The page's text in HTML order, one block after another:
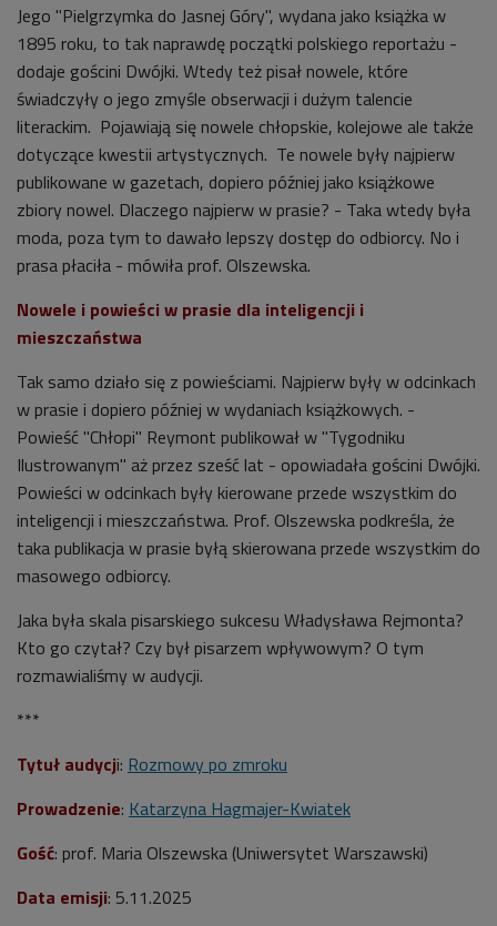
Jego "Pielgrzymka do Jasnej Góry", wydana jako książka w
1895 roku, to tak naprawdę początki polskiego reportażu -
dodaje gościni Dwójki. Wtedy też pisał nowele, które
świadczyły o jego zmyśle obserwacji i dużym talencie
literackim. Pojawiają się nowele chłopskie, kolejowe ale także
dotyczące kwestii artystycznych. Te nowele były najpierw
publikowane w gazetach, dopiero później jako książkowe
zbiory nowel. Dlaczego najpierw w prasie? - Taka wtedy była
moda, poza tym to dawało lepszy dostęp do odbiorcy. No i
prasa płaciła - mówiła prof. Olszewska.
Nowele i powieści w prasie dla inteligencji i
mieszczaństwa
Tak samo działo się z powieściami. Najpierw były w odcinkach
w prasie i dopiero później w wydaniach książkowych. -
Powieść "Chłopi" Reymont publikował w "Tygodniku
Ilustrowanym" aż przez sześć lat - opowiadała gościni Dwójki.
Powieści w odcinkach były kierowane przede wszystkim do
inteligencji i mieszczaństwa. Prof. Olszewska podkreśla, że
taka publikacja w prasie byłą skierowana przede wszystkim do
masowego odbiorcy.
Jaka była skala pisarskiego sukcesu Władysława Rejmonta?
Kto go czytał? Czy był pisarzem wpływowym? O tym
rozmawialiśmy w audycji.
***
Tytuł audycji: Rozmowy po zmroku
Prowadzenie: Katarzyna Hagmajer-Kwiatek
Gość: prof. Maria Olszewska (Uniwersytet Warszawski)
Data emisji: 5.11.2025